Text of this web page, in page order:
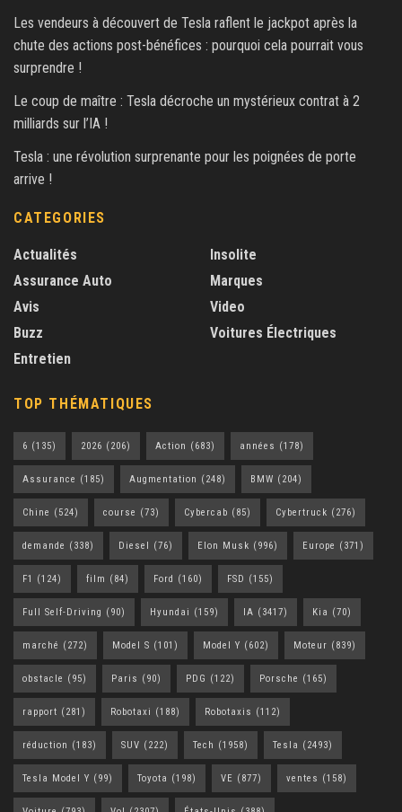
Les vendeurs à découvert de Tesla raflent le jackpot après la
chute des actions post-bénéfices : pourquoi cela pourrait vous
surprendre !
Le coup de maître : Tesla décroche un mystérieux contrat à 2
milliards sur l’IA !
Tesla : une révolution surprenante pour les poignées de porte
arrive !
CATEGORIES
Actualités
Assurance Auto
Avis
Buzz
Entretien
Insolite
Marques
Video
Voitures Électriques
TOP THÉMATIQUES
6 (135) 2026 (206) Action (683) années (178)
Assurance (185) Augmentation (248) BMW (204)
Chine (524) course (73) Cybercab (85) Cybertruck (276)
demande (338) Diesel (76) Elon Musk (996) Europe (371)
F1 (124) film (84) Ford (160) FSD (155)
Full Self-Driving (90) Hyundai (159) IA (3417) Kia (70)
marché (272) Model S (101) Model Y (602) Moteur (839)
obstacle (95) Paris (90) PDG (122) Porsche (165)
rapport (281) Robotaxi (188) Robotaxis (112)
réduction (183) SUV (222) Tech (1958) Tesla (2493)
Tesla Model Y (99) Toyota (198) VE (877) ventes (158)